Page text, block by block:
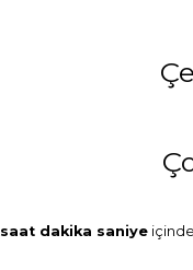
saat dakika saniye